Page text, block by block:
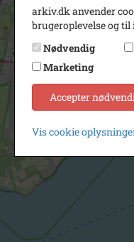
arkiv.dk anvender
brugeroplevelse og
Nødvendig
Marketing
Accepter
Vis cookie